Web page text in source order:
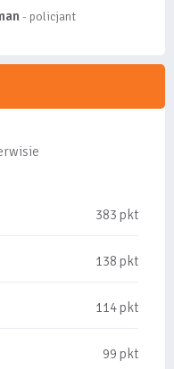
- policjant
383 pkt
138 pkt
114 pkt
99 pkt